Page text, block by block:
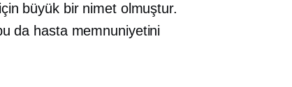
büyük bir nimet olmuştur.
da hasta memnuniyetini